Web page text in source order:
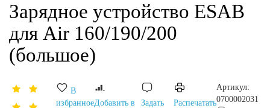
Зарядное устройство ESAB
для Air 160/190/200
(большое)
В
избранноеДобавить в
Задать
Распечатать
Артикул:
0700002031